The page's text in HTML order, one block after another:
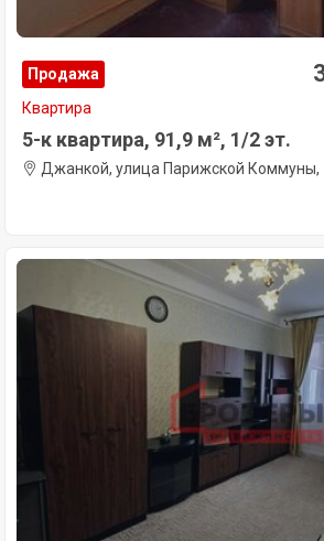
Продажа
Квартира
5-к квартира, 91,9 м², 1/2 эт.
Джанкой, улица Парижской Коммуны,